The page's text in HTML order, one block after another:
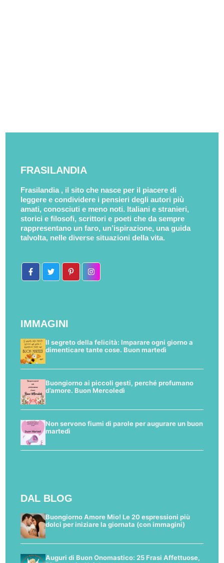
FRASILANDIA
Frasilandia , il sito che nasce per il piacere di
leggere e condividere i pensieri degli autori più
amati, conosciuti e meno noti. Italiani e stranieri,
storici e filosofi, scrittori e poeti che da sempre
rappresentano un faro, un’ispirazione, una guida
talvolta, nelle diverse situazioni della vita.
IMMAGINI
Il segreto della felicità: Imparare ogni giorno a
dimenticare tante cose. Buon martedì
Buongiorno ai piccoli gesti, perché profumano
d’amore. Buon Mercoledì
Non servono fiumi di parole per augurare un buon
martedì
DAL BLOG
Buongiorno Amore Mio! Le 20 espressioni più
dolci per iniziare la giornata (con immagini)
Auguri di Buon Onomastico: 25 Frasi Affettuose,